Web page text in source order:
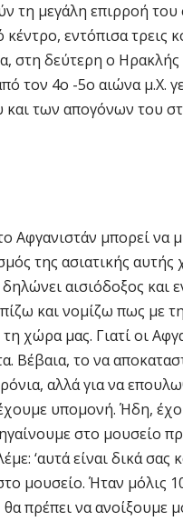
τη μεγάλη επιρροή
εντόπισα τρεις
στη δεύτερη ο Ηρακλής
τον 4ο -5ο αιώνα μ.Χ.
των απογόνων του
Αφγανιστάν μπορεί να
της ασιατικής
αισιόδοξος και
και νομίζω πως με
χώρα μας. Γιατί οι
Βέβαια, το να
αλλά για να
υπομονή. Ήδη,
στο μουσείο
‘αυτά είναι δικά σας
μουσείο. Ήταν μόλις
πρέπει να ανοίξουμε